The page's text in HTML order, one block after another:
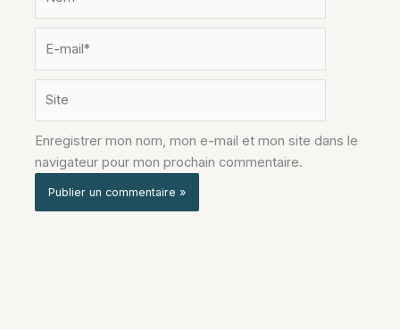
mail*
Enregistrer mon nom, mon e-mail et mon site dans le
navigateur pour mon prochain commentaire.